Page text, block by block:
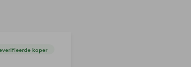
koper